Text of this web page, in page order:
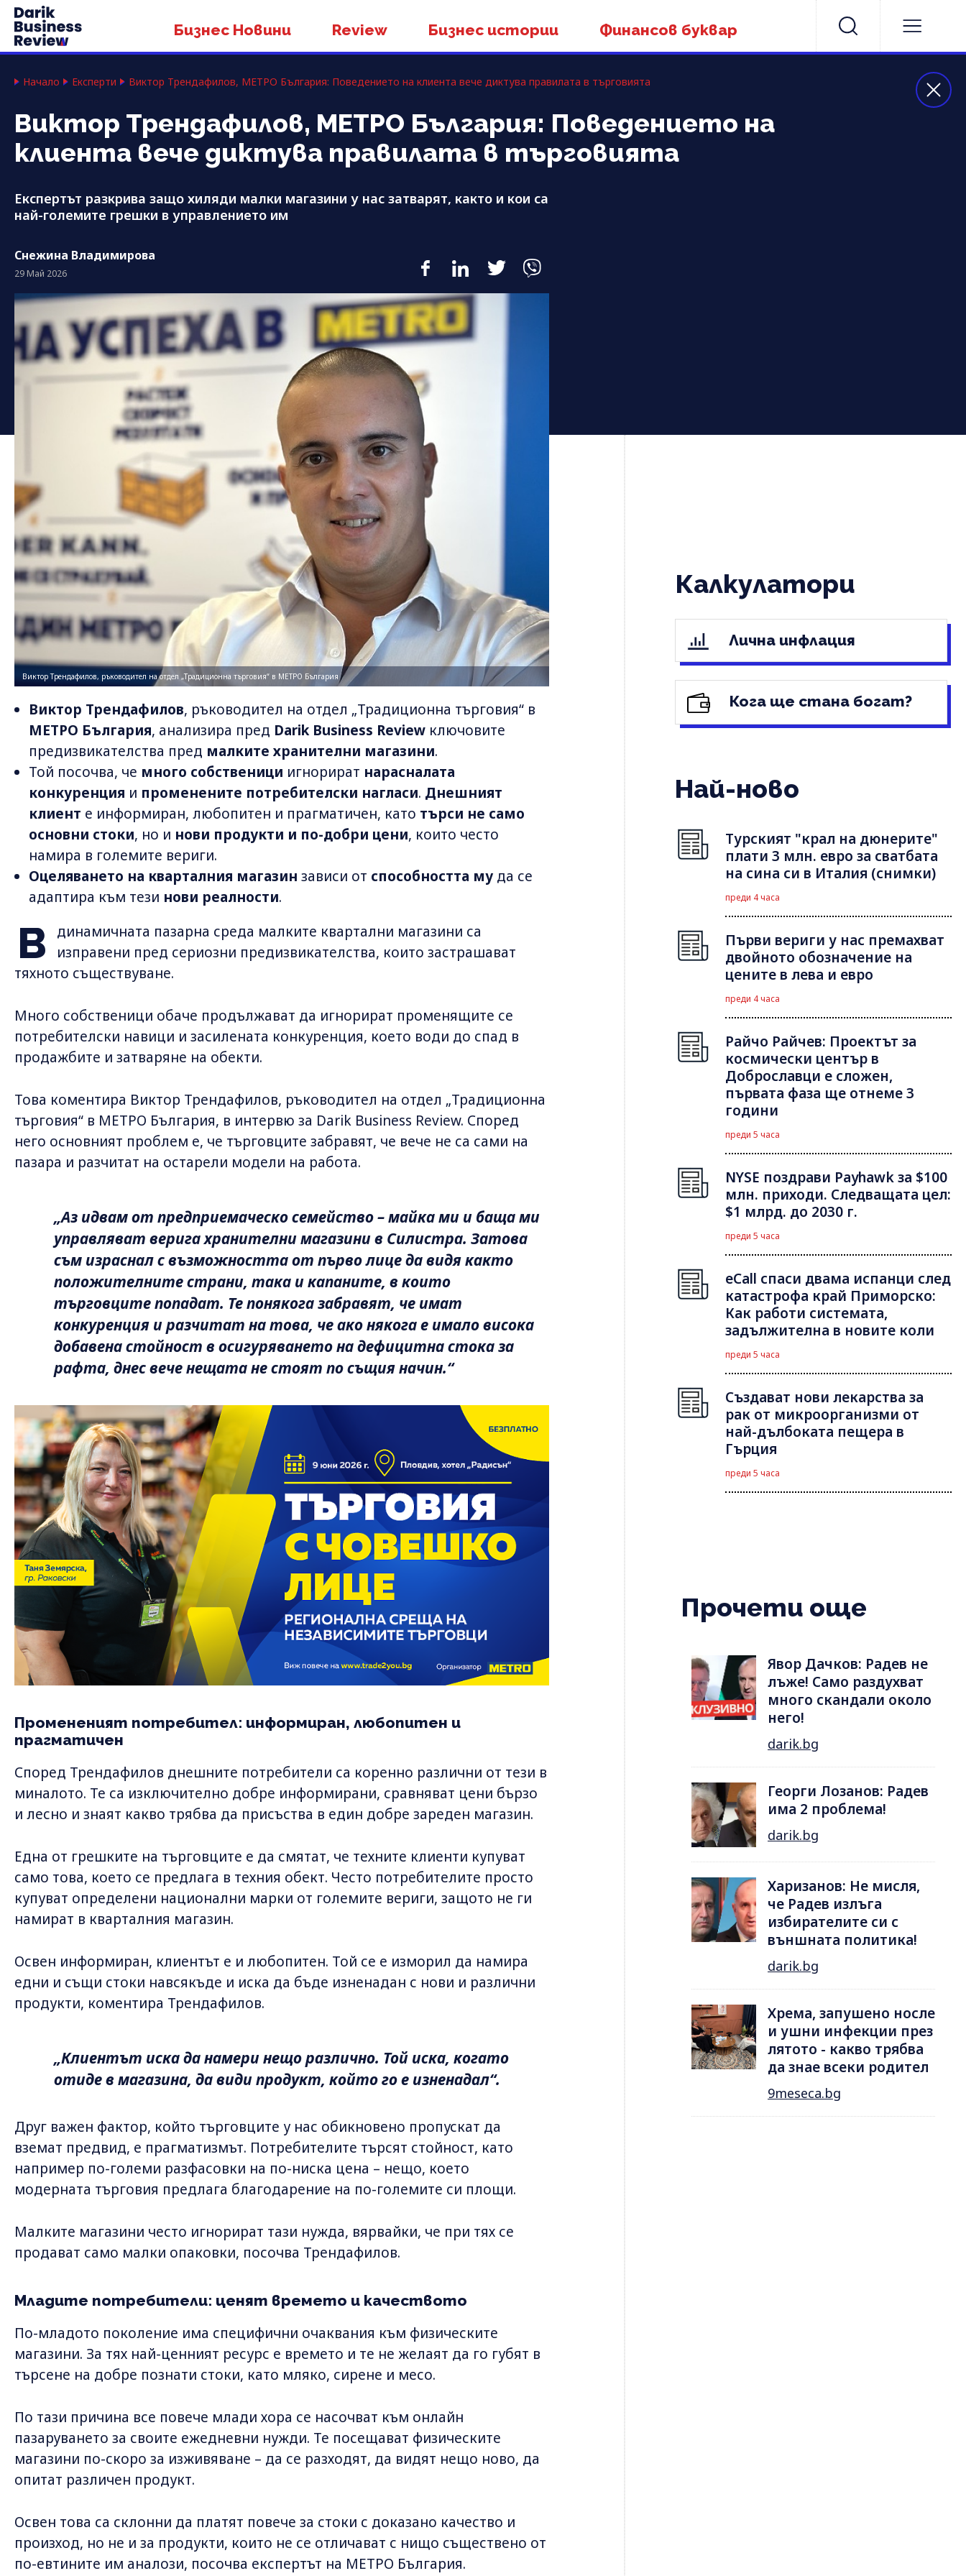
Бизнес Новини Review Бизнес истории Финансов буквар
Начало Експерти Виктор Трендафилов, МЕТРО България: Поведението на клиента вече диктува правилата в търговията
Виктор Трендафилов, МЕТРО България: Поведението на
клиента вече диктува правилата в търговията
Експертът разкрива защо хиляди малки магазини у нас затварят, както и кои са
най-големите грешки в управлението им
Снежина Владимирова
29 Май 2026
Виктор Трендафилов, ръководител на отдел „Традиционна търговия“ в МЕТРО България
Виктор Трендафилов, ръководител на отдел „Традиционна търговия“ в
МЕТРО България, анализира пред Darik Business Review ключовите
предизвикателства пред малките хранителни магазини.
Той посочва, че много собственици игнорират нарасналата
конкуренция и променените потребителски нагласи. Днешният
клиент е информиран, любопитен и прагматичен, като търси не само
основни стоки, но и нови продукти и по-добри цени, които често
намира в големите вериги.
Оцеляването на кварталния магазин зависи от способността му да се
адаптира към тези нови реалности.
В
динамичната пазарна среда малките квартални магазини са
изправени пред сериозни предизвикателства, които застрашават
тяхното съществуване.
Много собственици обаче продължават да игнорират променящите се
потребителски навици и засилената конкуренция, което води до спад в
продажбите и затваряне на обекти.
Това коментира Виктор Трендафилов, ръководител на отдел „Традиционна
търговия“ в МЕТРО България, в интервю за Darik Business Review. Според
него основният проблем е, че търговците забравят, че вече не са сами на
пазара и разчитат на остарели модели на работа.
„Аз идвам от предприемаческо семейство – майка ми и баща ми
управляват верига хранителни магазини в Силистра. Затова
съм израснал с възможността от първо лице да видя както
положителните страни, така и капаните, в които
търговците попадат. Те понякога забравят, че имат
конкуренция и разчитат на това, че ако някога е имало висока
добавена стойност в осигуряването на дефицитна стока за
рафта, днес вече нещата не стоят по същия начин.“
Промененият потребител: информиран, любопитен и
прагматичен
Според Трендафилов днешните потребители са коренно различни от тези в
миналото. Те са изключително добре информирани, сравняват цени бързо
и лесно и знаят какво трябва да присъства в един добре зареден магазин.
Една от грешките на търговците е да смятат, че техните клиенти купуват
само това, което се предлага в техния обект. Често потребителите просто
купуват определени национални марки от големите вериги, защото не ги
намират в кварталния магазин.
Освен информиран, клиентът е и любопитен. Той се е изморил да намира
едни и същи стоки навсякъде и иска да бъде изненадан с нови и различни
продукти, коментира Трендафилов.
„Клиентът иска да намери нещо различно. Той иска, когато
отиде в магазина, да види продукт, който го е изненадал“.
Друг важен фактор, който търговците у нас обикновено пропускат да
вземат предвид, е прагматизмът. Потребителите търсят стойност, като
например по-големи разфасовки на по-ниска цена – нещо, което
модерната търговия предлага благодарение на по-големите си площи.
Малките магазини често игнорират тази нужда, вярвайки, че при тях се
продават само малки опаковки, посочва Трендафилов.
Младите потребители: ценят времето и качеството
По-младото поколение има специфични очаквания към физическите
магазини. За тях най-ценният ресурс е времето и те не желаят да го губят в
търсене на добре познати стоки, като мляко, сирене и месо.
По тази причина все повече млади хора се насочват към онлайн
пазаруването за своите ежедневни нужди. Те посещават физическите
магазини по-скоро за изживяване – да се разходят, да видят нещо ново, да
опитат различен продукт.
Освен това са склонни да платят повече за стоки с доказано качество и
произход, но не и за продукти, които не се отличават с нищо съществено от
по-евтините им аналози, посочва експертът на МЕТРО България.
Калкулатори
Лична инфлация
Кога ще стана богат?
Най-ново
Турският "крал на дюнерите"
плати 3 млн. евро за сватбата
на сина си в Италия (снимки)
преди 4 часа
Първи вериги у нас премахват
двойното обозначение на
цените в лева и евро
преди 4 часа
Райчо Райчев: Проектът за
космически център в
Доброславци е сложен,
първата фаза ще отнеме 3
години
преди 5 часа
NYSE поздрави Payhawk за $100
млн. приходи. Следващата цел:
$1 млрд. до 2030 г.
преди 5 часа
eCall спаси двама испанци след
катастрофа край Приморско:
Как работи системата,
задължителна в новите коли
преди 5 часа
Създават нови лекарства за
рак от микроорганизми от
най-дълбоката пещера в
Гърция
преди 5 часа
Прочети още
Явор Дачков: Радев не
лъже! Само раздухват
много скандали около
него!
darik.bg
Георги Лозанов: Радев
има 2 проблема!
darik.bg
Харизанов: Не мисля,
че Радев излъга
избирателите си с
външната политика!
darik.bg
Хрема, запушено носле
и ушни инфекции през
лятотo - какво трябва
да знае всеки родител
9meseca.bg